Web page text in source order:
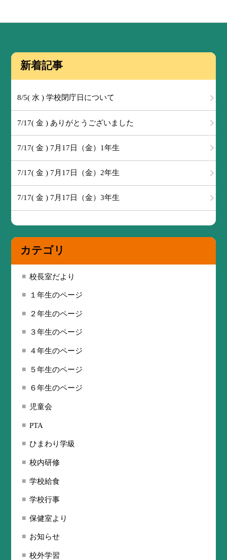
新着記事
8/5( 水 ) 学校閉庁日について
7/17( 金 ) ありがとうございました
7/17( 金 ) 7月17日（金）1年生
7/17( 金 ) 7月17日（金）2年生
7/17( 金 ) 7月17日（金）3年生
カテゴリ
校長室だより
１年生のページ
２年生のページ
３年生のページ
４年生のページ
５年生のページ
６年生のページ
児童会
PTA
ひまわり学級
校内研修
学校給食
学校行事
保健室より
お知らせ
校外学習